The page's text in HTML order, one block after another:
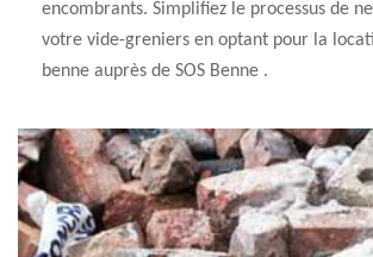
encombrants. Simplifiez le processus de
votre vide-greniers en optant pour la
benne auprès de SOS Benne .